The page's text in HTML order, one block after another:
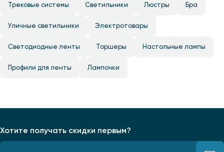
Трековые системы Светильники Люстры Бра
Уличные светильники Электротовары
Светодиодные ленты Торшеры Настольные лампы
Профили для ленты Лампочки
Хотите получать скидки первым?